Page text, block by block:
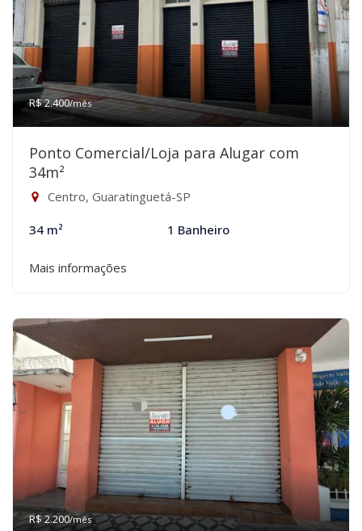
R$ 2.400/mês
Ponto Comercial/Loja para Alugar com
34m²
Centro, Guaratinguetá-SP
34 m² 1 Banheiro
Mais informações
R$ 2.200/mês